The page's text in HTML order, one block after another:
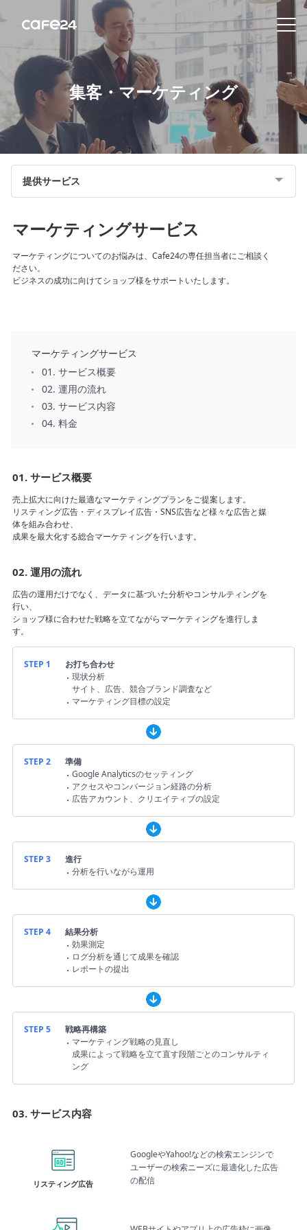
特
売
ャ
ネ
ル
リ
ー
お
サ
ポ
ー
ト
集客・マーケティング
提供サービス
マーケティングサービス
マーケティングについてのお悩みは、Cafe24の専任担当者にご相談く
ださい。
ビジネスの成功に向けてショップ様をサポートいたします。
マーケティングサービス
01. サービス概要
02. 運用の流れ
03. サービス内容
04. 料金
01. サービス概要
売上拡大に向けた最適なマーケティングプランをご提案します。
リスティング広告・ディスプレイ広告・SNS広告など様々な広告と媒
体を組み合わせ、
成果を最大化する総合マーケティングを行います。
02. 運用の流れ
広告の運用だけでなく、データに基づいた分析やコンサルティングを
行い、
ショップ様に合わせた戦略を立てながらマーケティングを進行しま
す。
STEP 1
お打ち合わせ
現状分析
サイト、広告、競合ブランド調査など
マーケティング目標の設定
STEP 2
準備
Google Analyticsのセッティング
アクセスやコンバージョン経路の分析
広告アカウント、クリエイティブの設定
STEP 3
進行
分析を行いながら運用
STEP 4
結果分析
効果測定
ログ分析を通じて成果を確認
レポートの提出
STEP 5
戦略再構築
マーケティング戦略の見直し
成果によって戦略を立て直す段階ごとのコンサルティ
ング
03. サービス内容
リスティング広告
GoogleやYahoo!などの検索エンジンで
ユーザーの検索ニーズに最適化した広告
の配信